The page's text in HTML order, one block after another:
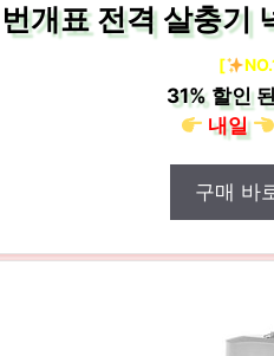
번개표 전격 살충기
[
31%할인
내일
구매 바